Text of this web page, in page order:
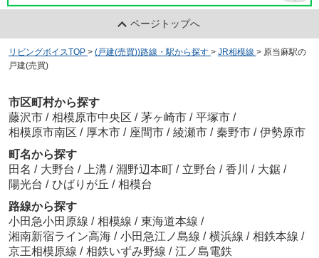
ページトップへ
リビングボイスTOP > (戸建(売買))路線・駅から探す > JR相模線 > 原当麻駅の
戸建(売買)
市区町村から探す
藤沢市 / 相模原市中央区 / 茅ヶ崎市 / 平塚市 /
相模原市南区 / 厚木市 / 座間市 / 綾瀬市 / 秦野市 / 伊勢原市
町名から探す
田名 / 大野台 / 上溝 / 淵野辺本町 / 立野台 / 香川 / 大鋸 /
陽光台 / ひばりが丘 / 相模台
路線から探す
小田急小田原線 / 相模線 / 東海道本線 /
湘南新宿ライン高海 / 小田急江ノ島線 / 横浜線 / 相鉄本線 /
京王相模原線 / 相鉄いずみ野線 / 江ノ島電鉄